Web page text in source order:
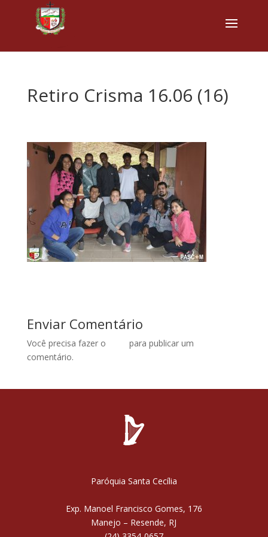
Retiro Crisma 16.06 (16)
Enviar Comentário
Você precisa fazer o
para publicar um
comentário.
Paróquia Santa Cecília
Exp. Manoel Francisco Gomes, 176
Manejo – Resende, RJ